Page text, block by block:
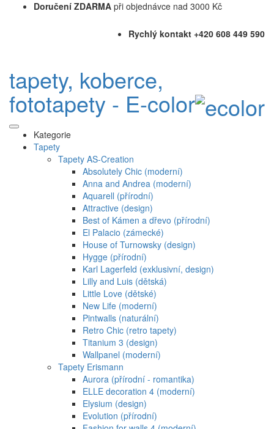
Doručení ZDARMA při objednávce nad 3000 Kč
Rychlý kontakt +420 608 449 590
tapety, koberce,
fototapety - E-color
Kategorie
Tapety
Tapety AS-Creation
Absolutely Chic (moderní)
Anna and Andrea (moderní)
Aquarell (přírodní)
Attractive (design)
Best of Kámen a dřevo (přírodní)
El Palacio (zámecké)
House of Turnowsky (design)
Hygge (přírodní)
Karl Lagerfeld (exklusivní, design)
Lilly and Luis (dětská)
Little Love (dětské)
New Life (moderní)
Pintwalls (naturální)
Retro Chic (retro tapety)
Titanium 3 (design)
Wallpanel (moderní)
Tapety Erismann
Aurora (přírodní - romantika)
ELLE decoration 4 (moderní)
Elysium (design)
Evolution (přírodní)